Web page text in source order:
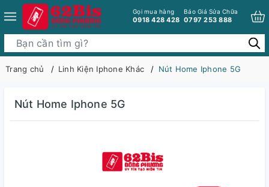
Gọi mua hàng
0918 428 428
Báo Giá Sửa Chữa
0797 253 888
Trang chủ Linh Kiện Iphone Khác Nút Home Iphone 5G
Nút Home Iphone 5G